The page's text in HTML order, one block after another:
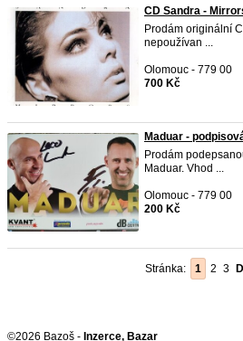
CD Sandra -
Prodám originální
nepoužívan ...
Olomouc - 779 00
700 Kč
Maduar -
Prodám
Maduar. Vhod ...
Olomouc - 779 00
200 Kč
Stránka: 1 2 3
©2026 Bazoš - Inzerce, Bazar